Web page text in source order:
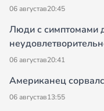
06 августав20:45
Люди с симптомами
06 августав20:41
Американец
06 августав13:55